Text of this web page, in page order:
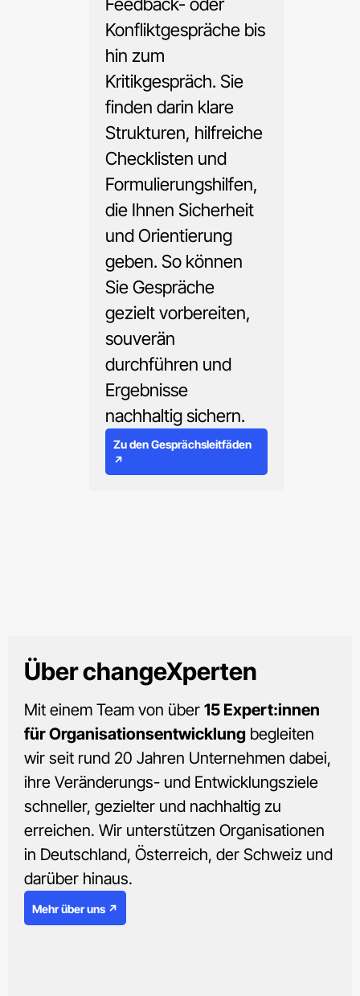
Feedback- oder
Konfliktgespräche bis
hin zum
Kritikgespräch. Sie
finden darin klare
Strukturen, hilfreiche
Checklisten und
Formulierungshilfen,
die Ihnen Sicherheit
und Orientierung
geben. So können
Sie Gespräche
gezielt vorbereiten,
souverän
durchführen und
Ergebnisse
nachhaltig sichern.
Zu den Gesprächsleitfäden
↗
ÜberchangeXperten
Mit einem Team von über 15 Expert:innen
für Organisationsentwicklung begleiten
wir seit rund 20 Jahren Unternehmen dabei,
ihre Veränderungs- und Entwicklungsziele
schneller, gezielter und nachhaltig zu
erreichen. Wir unterstützen Organisationen
in Deutschland, Österreich, der Schweiz und
darüber hinaus.
Mehr über uns ↗